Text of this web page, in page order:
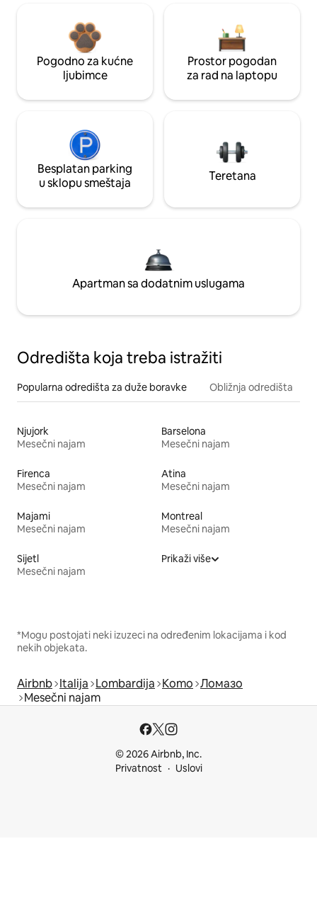
Pogodno za kućne
ljubimce
Prostor pogodan
za rad na laptopu
Besplatan parking
u sklopu smeštaja
Teretana
Apartman sa dodatnim uslugama
Odredišta koja treba istražiti
Popularna odredišta za duže boravke Obližnja odredišta
Njujork
Mesečni najam
Barselona
Mesečni najam
Firenca
Mesečni najam
Atina
Mesečni najam
Majami
Mesečni najam
Montreal
Mesečni najam
Sijetl
Mesečni najam
Prikaži više
*Mogu postojati neki izuzeci na određenim lokacijama i kod
nekih objekata.
Airbnb Italija Lombardija Komo Ломазо
Mesečni najam
© 2026 Airbnb, Inc.
Privatnost
Uslovi